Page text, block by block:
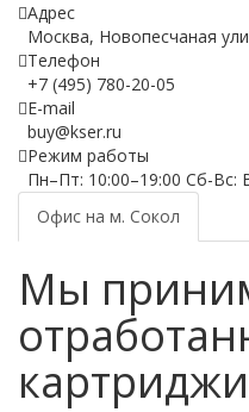
Адрес
Москва, Новопесчаная
Телефон
+7 (495) 780-20-05
E-mail
buy@kser.ru
Режим работы
Пн–Пт: 10:00–19:00 Сб-Вс:
Офис на м. Сокол
Мы
картриджи